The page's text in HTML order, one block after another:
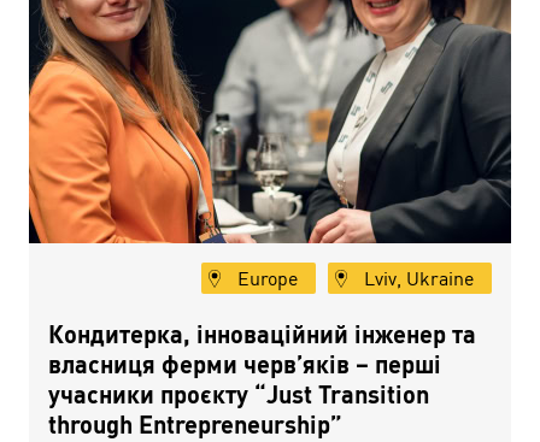
Europe Lviv, Ukraine
Кондитерка, інноваційний інженер та
власниця ферми черв’яків – перші
учасники проєкту “Just Transition
through Entrepreneurship”